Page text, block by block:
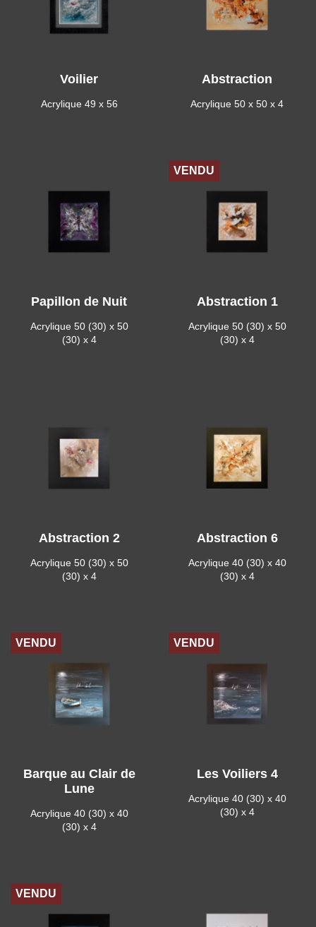
Voilier
Acrylique 49 x 56
Abstraction
Acrylique 50 x 50 x 4
Papillon de Nuit
Acrylique 50 (30) x 50
(30) x 4
Abstraction 1
Acrylique 50 (30) x 50
(30) x 4
VENDU
Abstraction 2
Acrylique 50 (30) x 50
(30) x 4
Abstraction 6
Acrylique 40 (30) x 40
(30) x 4
Barque au Clair de
Lune
Acrylique 40 (30) x 40
(30) x 4
VENDU
Les Voiliers 4
Acrylique 40 (30) x 40
(30) x 4
VENDU
VENDU